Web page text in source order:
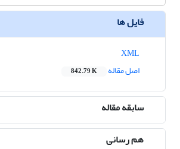
فایل ها
اصل مقاله
842.79 K
سابقه مقاله
هم رسانی